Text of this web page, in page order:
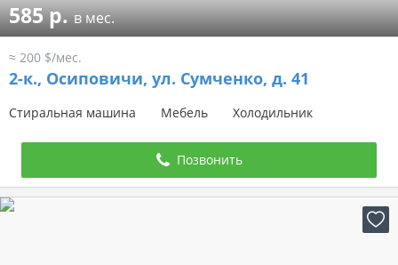
585 р.в мес.
≈ 200 $/мес.
2-к., Осиповичи, ул. Сумченко, д. 41
Стиральная машина Мебель Холодильник
Позвонить